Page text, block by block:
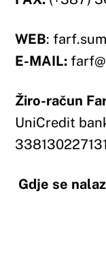
Gdje se
Dekan: dr. sc.
Prodekanica za